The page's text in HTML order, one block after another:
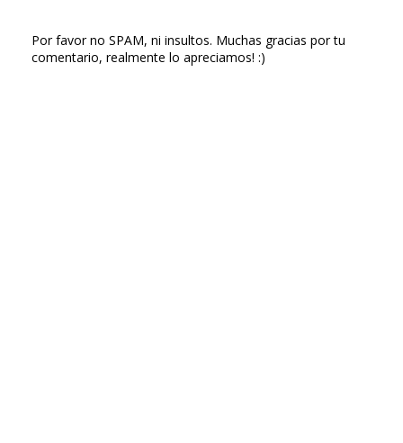
Por favor no SPAM, ni insultos. Muchas gracias por tu
comentario, realmente lo apreciamos! :)